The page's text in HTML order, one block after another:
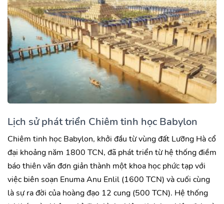
Lịch sử phát triển Chiêm tinh học Babylon
Chiêm tinh học Babylon, khởi đầu từ vùng đất Lưỡng Hà cổ
đại khoảng năm 1800 TCN, đã phát triển từ hệ thống điềm
báo thiên văn đơn giản thành một khoa học phức tạp với
việc biên soạn Enuma Anu Enlil (1600 TCN) và cuối cùng
là sự ra đời của hoàng đạo 12 cung (500 TCN). Hệ thống